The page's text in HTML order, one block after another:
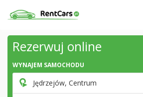
Rezerwuj online
WYNAJEM SAMOCHODU
Jędrzejów, Centrum